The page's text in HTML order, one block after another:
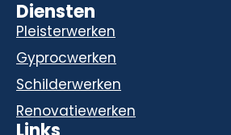
Diensten
Pleisterwerken
Gyprocwerken
Schilderwerken
Renovatiewerken